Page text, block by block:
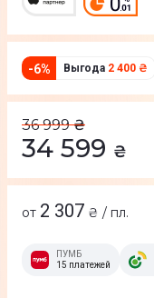
-6% Выгода 2 400 ₴
36 999 ₴
34 599 ₴
от 2 307 ₴ / пл.
ПУМБ
15 платежей